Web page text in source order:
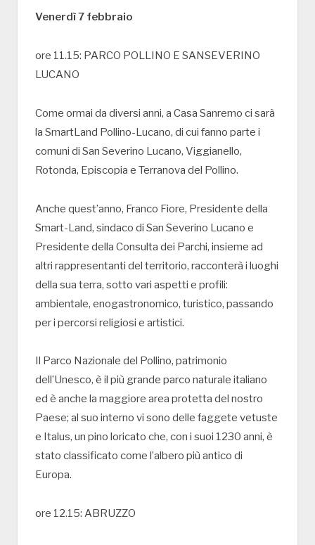
Venerdì 7 febbraio
ore 11.15: PARCO POLLINO E SANSEVERINO
LUCANO
Come ormai da diversi anni, a Casa Sanremo ci sarà
la SmartLand Pollino-Lucano, di cui fanno parte i
comuni di San Severino Lucano, Viggianello,
Rotonda, Episcopia e Terranova del Pollino.
Anche quest’anno, Franco Fiore, Presidente della
Smart-Land, sindaco di San Severino Lucano e
Presidente della Consulta dei Parchi, insieme ad
altri rappresentanti del territorio, racconterà i luoghi
della sua terra, sotto vari aspetti e profili:
ambientale, enogastronomico, turistico, passando
per i percorsi religiosi e artistici.
Il Parco Nazionale del Pollino, patrimonio
dell’Unesco, è il più grande parco naturale italiano
ed è anche la maggiore area protetta del nostro
Paese; al suo interno vi sono delle faggete vetuste
e Italus, un pino loricato che, con i suoi 1230 anni, è
stato classificato come l’albero più antico di
Europa.
ore 12.15: ABRUZZO